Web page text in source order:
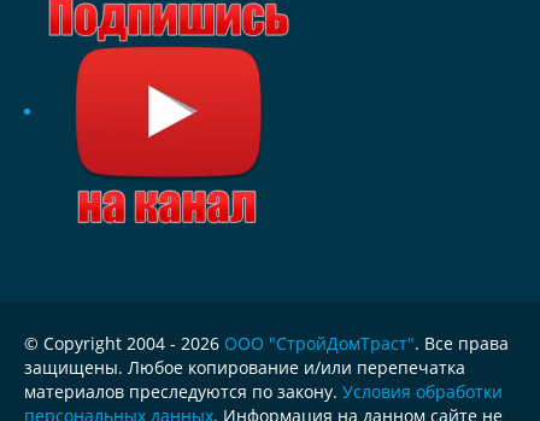
© Copyright 2004 - 2026 ООО "СтройДомТраст". Все права
защищены. Любое копирование и/или перепечатка
материалов преследуются по закону. Условия обработки
персональных данных. Информация на данном сайте не